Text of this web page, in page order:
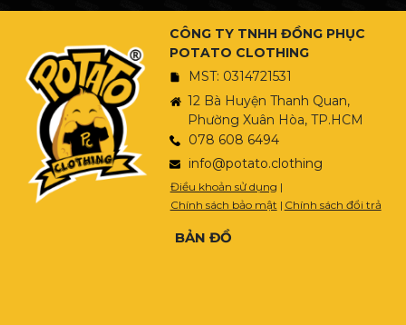
CÔNG TY TNHH ĐỒNG PHỤC
POTATO CLOTHING
MST: 0314721531
12 Bà Huyện Thanh Quan,
Phường Xuân Hòa, TP.HCM
078 608 6494
info@potato.clothing
Điều khoản sử dụng |
Chính sách bảo mật | Chính sách đổi trả
BẢN ĐỒ